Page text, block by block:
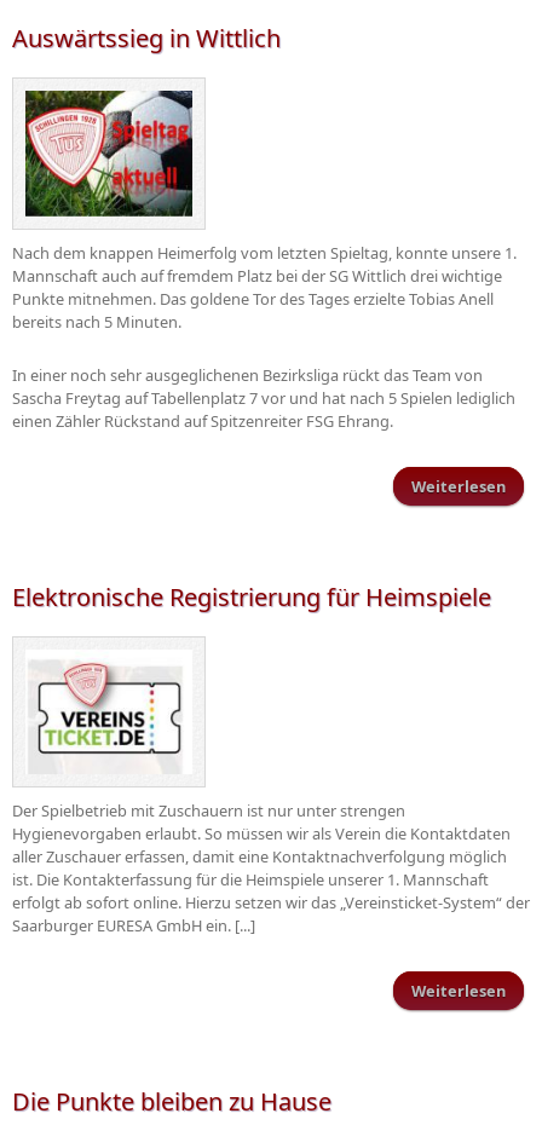
Auswärtssieg in Wittlich
Nach dem knappen Heimerfolg vom letzten Spieltag, konnte unsere 1.
Mannschaft auch auf fremdem Platz bei der SG Wittlich drei wichtige
Punkte mitnehmen. Das goldene Tor des Tages erzielte Tobias Anell
bereits nach 5 Minuten.
In einer noch sehr ausgeglichenen Bezirksliga rückt das Team von
Sascha Freytag auf Tabellenplatz 7 vor und hat nach 5 Spielen lediglich
einen Zähler Rückstand auf Spitzenreiter FSG Ehrang.
Weiterlesen
Elektronische Registrierung für Heimspiele
Der Spielbetrieb mit Zuschauern ist nur unter strengen
Hygienevorgaben erlaubt. So müssen wir als Verein die Kontaktdaten
aller Zuschauer erfassen, damit eine Kontaktnachverfolgung möglich
ist. Die Kontakterfassung für die Heimspiele unserer 1. Mannschaft
erfolgt ab sofort online. Hierzu setzen wir das „Vereinsticket-System“ der
Saarburger EURESA GmbH ein. [...]
Weiterlesen
Die Punkte bleiben zu Hause